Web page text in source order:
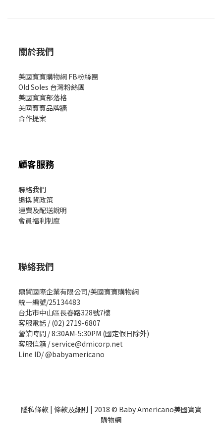
關於我們
美國寶寶購物網 FB粉絲團
Old Soles 台灣粉絲團
美國寶寶部落格
美國寶寶品牌牆
合作提案
顧客服務
聯絡我們
退換貨政策
運費及配送說明
會員福利制度
聯絡我們
鼎貿國際企業有限公司/美國寶寶購物網
統一編號/25134483
台北市中山區長春路328號7樓
客服電話 / (02) 2719-6807
營業時間 / 8:30AM-5:30PM (國定假日除外)
客服信箱 / service@dmicorp.net
Line ID/ @babyamericano
隱私條款| 條款及細則 | 2018 © Baby Americano美國寶寶
購物網